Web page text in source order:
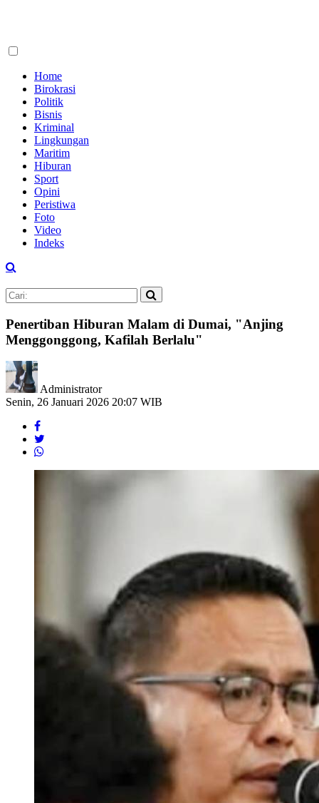
Home
Birokrasi
Politik
Bisnis
Kriminal
Lingkungan
Maritim
Hiburan
Sport
Opini
Peristiwa
Foto
Video
Indeks
Penertiban Hiburan Malam di Dumai, "Anjing
Menggonggong, Kafilah Berlalu"
Administrator
Senin, 26 Januari 2026 20:07 WIB